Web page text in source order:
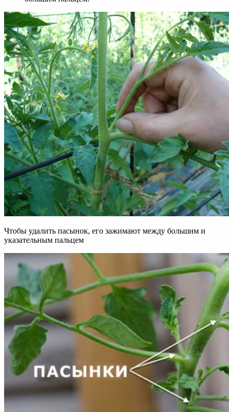
Чтобы удалить пасынок, его зажимают между большим и
указательным пальцем